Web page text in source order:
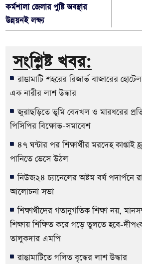
কর্মশালা জেলার পুষ্টি অবস্থার
উন্নয়নই লক্ষ্য
সংশ্লিষ্ট খবর:
রাঙামাটি শহরের রিজার্ভ বাজারের
এক নারীর লাশ উদ্ধার
জুরাছড়িতে ভুমি বেদখল ও মারধরের
পিসিপির বিক্ষোভ-সমাবেশ
৪৭ ঘন্টার পর শিক্ষার্থীর মরদেহ কাপ্তাই
পানিতে ভেসে উঠল
নিউজ২৪ চ্যানেলের অষ্টম বর্ষ পদার্পনে
আলোচনা সভা
শিক্ষার্থীদের গতানুগতিক শিক্ষা নয়,
শিক্ষায় শিক্ষিত করে গড়ে তুলতে হবে-
তালুকদার এমপি
রাঙামাটিতে গলিত বৃদ্ধের লাশ উদ্ধার